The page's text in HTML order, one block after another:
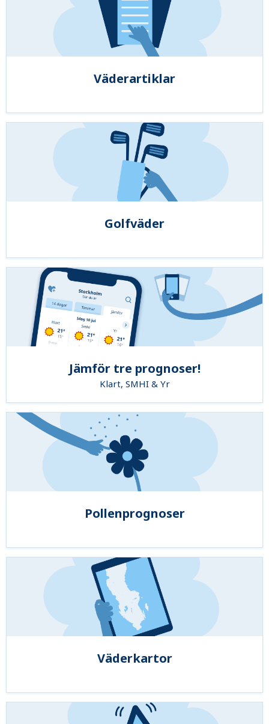
Väderartiklar
Golfväder
Jämför tre prognoser!
Klart, SMHI & Yr
Pollenprognoser
Väderkartor